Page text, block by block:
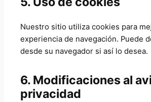
Nuestro sitio utiliza cookies para
experiencia de navegación. Puede
desde su navegador si así lo desea.
6. Modificaciones al
privacidad